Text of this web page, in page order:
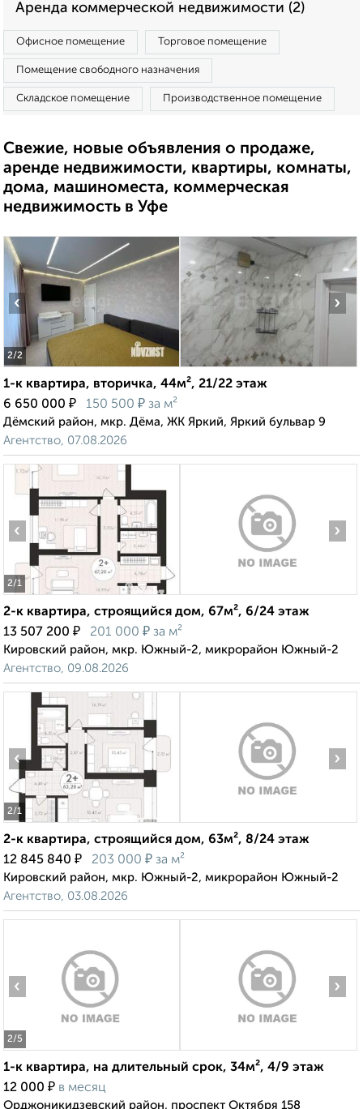
Аренда коммерческой недвижимости (2)
Офисное помещение Торговое помещение
Помещение свободного назначения
Складское помещение Производственное помещение
Свежие, новые объявления о продаже,
аренде недвижимости, квартиры, комнаты,
дома, машиноместа, коммерческая
недвижимость в Уфе
2/2
‹ ›
1-к квартира, вторичка, 44м², 21/22 этаж
6 650 000 ₽ 150 500 ₽ за м²
Дёмский район, мкр. Дёма, ЖК Яркий, Яркий бульвар 9
Агентство, 07.08.2026
2/1
‹ ›
2-к квартира, строящийся дом, 67м², 6/24 этаж
13 507 200 ₽ 201 000 ₽ за м²
Кировский район, мкр. Южный-2, микрорайон Южный-2
Агентство, 09.08.2026
2/1
‹ ›
2-к квартира, строящийся дом, 63м², 8/24 этаж
12 845 840 ₽ 203 000 ₽ за м²
Кировский район, мкр. Южный-2, микрорайон Южный-2
Агентство, 03.08.2026
2/5
‹ ›
1-к квартира, на длительный срок, 34м², 4/9 этаж
12 000 ₽ в месяц
Орджоникидзевский район, проспект Октября 158